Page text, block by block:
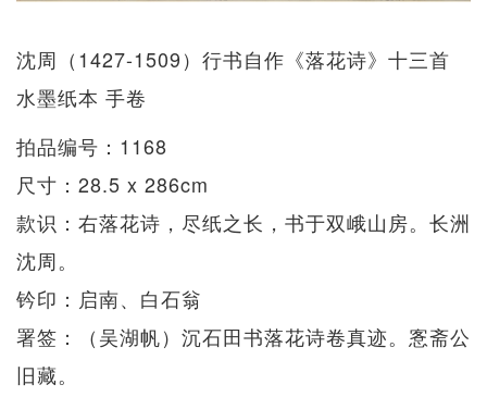
沈周（1427-1509）行书自作《落花诗》十三首
水墨纸本 手卷
拍品编号：1168
尺寸：28.5 x 286cm
款识：右落花诗，尽纸之长，书于双峨山房。长洲
沈周。
钤印：启南、白石翁
署签：（吴湖帆）沉石田书落花诗卷真迹。愙斋公
旧藏。